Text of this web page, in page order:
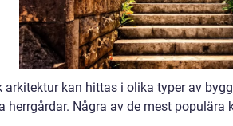
arkitektur kan hittas i olika typer av
herrgårdar. Några av de mest